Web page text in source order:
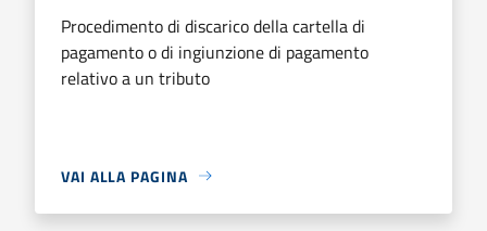
Procedimento di discarico della cartella di
pagamento o di ingiunzione di pagamento
relativo a un tributo
VAI ALLA PAGINA